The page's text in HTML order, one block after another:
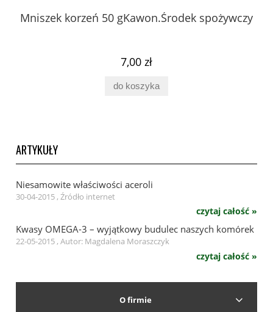
Mniszek korzeń 50 gKawon.Środek spożywczy
7,00 zł
do koszyka
ARTYKUŁY
Niesamowite właściwości aceroli
30-04-2015 , Źródło internet
czytaj całość »
Kwasy OMEGA-3 – wyjątkowy budulec naszych komórek
22-05-2015 , Autor: Magdalena Moraszczyk
czytaj całość »
O firmie